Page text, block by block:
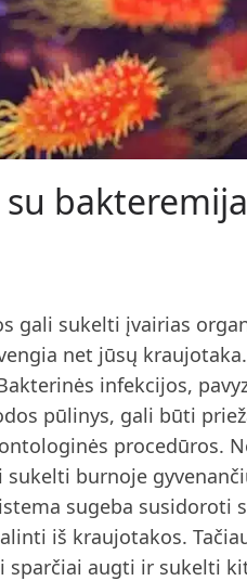
gali sukelti įvairias
net jūsų
infekcijos,
pūlinys, gali būti
procedūros.
burnoje
sugeba susidoroti
iš kraujotakos.
augti ir sukelti